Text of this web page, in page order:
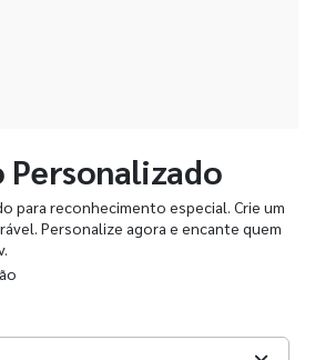
para reconhecimento especial. Crie um
Personalize agora e encante quem